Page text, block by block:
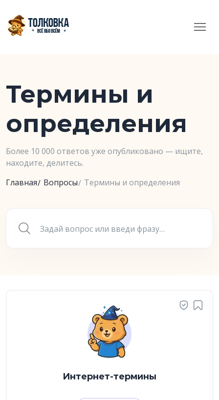
Термины и
определения
Более 10 000 ответов уже опубликовано — ищите,
находите, делитесь.
Главная
Вопросы Термины и определения
Интернет-термины